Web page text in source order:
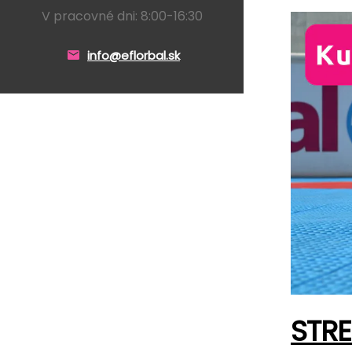
V pracovné dni: 8:00-16:30
info@eflorbal.sk